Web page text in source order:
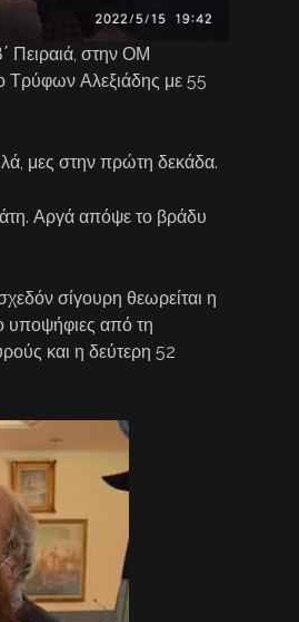
Πειραιά, στην ΟΜ
Τρύφων Αλεξιάδης με 55
μες στην πρώτη δεκάδα.
Αργά απόψε το βράδυ
σίγουρη θεωρείται η
υποψήφιες από τη
και η δεύτερη 52